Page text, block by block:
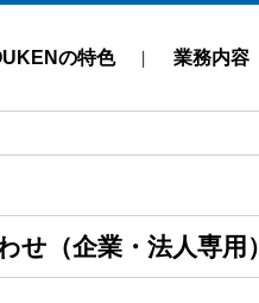
の特色 業務内容
せ（企業・法人専用）